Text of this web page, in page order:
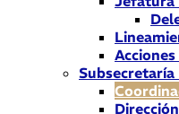
Acciones
Subsecretaría